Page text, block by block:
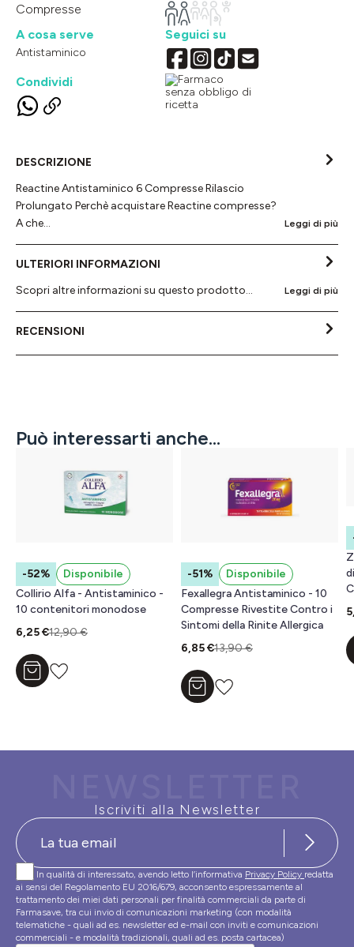
Compresse
A cosa serve
Antistaminico
Seguici su
Condividi
DESCRIZIONE
Reactine Antistaminico 6 Compresse Rilascio
Prolungato Perchè acquistare Reactine compresse?
A che…
Leggi di più
ULTERIORI INFORMAZIONI
Scopri altre informazioni su questo prodotto...
Leggi di più
RECENSIONI
Può interessarti anche...
-52%
Disponibile
Collirio Alfa - Antistaminico -
10 contenitori monodose
6,25 €12,90 €
Aggiungi al carrello
-51%
Disponibile
Fexallegra Antistaminico - 10
Compresse Rivestite Contro i
Sintomi della Rinite Allergica
6,85 €13,90 €
Aggiungi al carrello
Iscriviti alla Newsletter
In qualità di interessato, avendo letto l’informativa Privacy Policy redatta
ai sensi del Regolamento EU 2016/679, acconsento espressamente al
trattamento dei miei dati personali per finalità commerciali da parte di
Farmasave, tra cui invio di comunicazioni marketing (con modalità
telematiche - quali ad es. newsletter ed e-mail con inviti e comunicazioni
commerciali - e modalità tradizionali, quali ad es. posta cartacea)